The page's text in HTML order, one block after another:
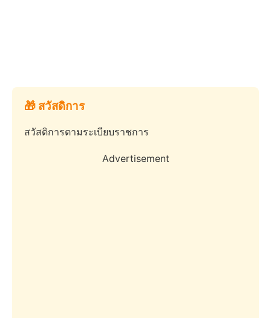
🎁 สวัสดิการ
สวัสดิการตามระเบียบราชการ
Advertisement